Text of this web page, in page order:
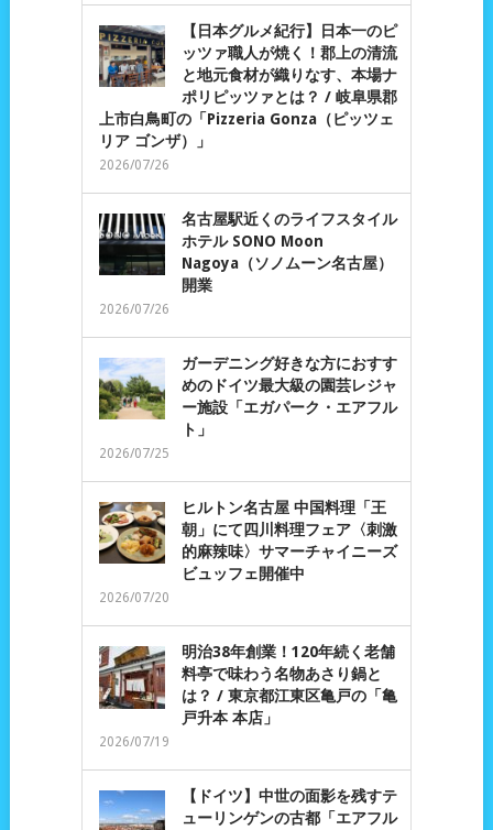
【日本グルメ紀行】日本一のピ
ッツァ職人が焼く！郡上の清流
と地元食材が織りなす、本場ナ
ポリピッツァとは？ / 岐阜県郡
上市白鳥町の「Pizzeria Gonza（ピッツェ
リア ゴンザ）」
2026/07/26
名古屋駅近くのライフスタイル
ホテル SONO Moon
Nagoya（ソノムーン名古屋）
開業
2026/07/26
ガーデニング好きな方におすす
めのドイツ最大級の園芸レジャ
ー施設「エガパーク・エアフル
ト」
2026/07/25
ヒルトン名古屋 中国料理「王
朝」にて四川料理フェア〈刺激
的麻辣味〉サマーチャイニーズ
ビュッフェ開催中
2026/07/20
明治38年創業！120年続く老舗
料亭で味わう名物あさり鍋と
は？ / 東京都江東区亀戸の「亀
戸升本 本店」
2026/07/19
【ドイツ】中世の面影を残すテ
ューリンゲンの古都「エアフル